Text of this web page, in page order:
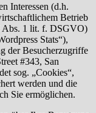
Interessen (d.h.
Betrieb
Abs. 1 lit. f. DSGVO)
Stats“),
der Besucherzugriffe
#343, San
sog. „Cookies“,
werden und die
Sie ermöglichen.